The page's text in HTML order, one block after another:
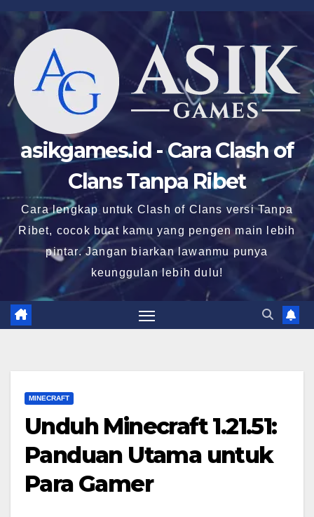
content
asikgames.id - Cara Clash of
Clans Tanpa Ribet
Cara lengkap untuk Clash of Clans versi Tanpa
Ribet, cocok buat kamu yang pengen main lebih
pintar. Jangan biarkan lawanmu punya
keunggulan lebih dulu!
MINECRAFT
Unduh Minecraft 1.21.51:
Panduan Utama untuk
Para Gamer